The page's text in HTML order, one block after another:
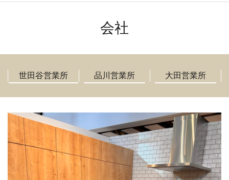
会社
世田谷営業所 品川営業所 大田営業所